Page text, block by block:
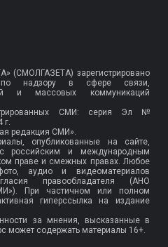
(СМОЛГАЗЕТА) зарегистрировано
надзору в сфере связи,
и массовых коммуникаций
СМИ: серия Эл №
г.
редакция СМИ».
опубликованные на сайте,
российским и международным
праве и смежных правах. Любое
аудио и видеоматериалов
правообладателя (АНО
При частичном или полном
гиперссылка на издание
за мнения, высказанные в
может содержать материалы 16+.